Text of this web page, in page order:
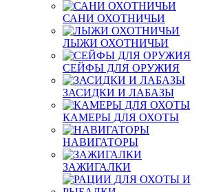
САНИ ОХОТНИЧЬИ
ЛЫЖИ ОХОТНИЧЬИ
СЕЙФЫ ДЛЯ ОРУЖИЯ
ЗАСИДКИ И ЛАБАЗЫ
КАМЕРЫ ДЛЯ ОХОТЫ
НАВИГАТОРЫ
ЗАЖИГАЛКИ